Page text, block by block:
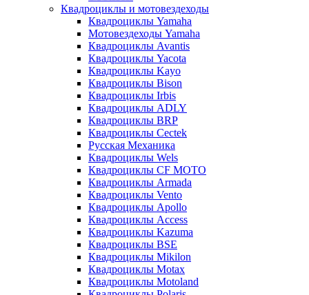
Квадроциклы и мотовездеходы
Квадроциклы Yamaha
Мотовездеходы Yamaha
Квадроциклы Avantis
Квадроциклы Yacota
Квадроциклы Kayo
Квадроциклы Bison
Квадроциклы Irbis
Квадроциклы ADLY
Квадроциклы BRP
Квадроциклы Cectek
Русская Механика
Квадроциклы Wels
Квадроциклы CF MOTO
Квадроциклы Armada
Квадроциклы Vento
Квадроциклы Apollo
Квадроциклы Access
Квадроциклы Kazuma
Квадроциклы BSE
Квадроциклы Mikilon
Квадроциклы Motax
Квадроциклы Motoland